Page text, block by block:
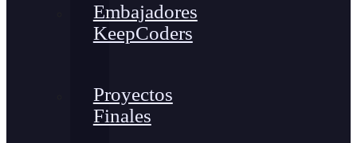
Embajadores
KeepCoders
Proyectos
Finales